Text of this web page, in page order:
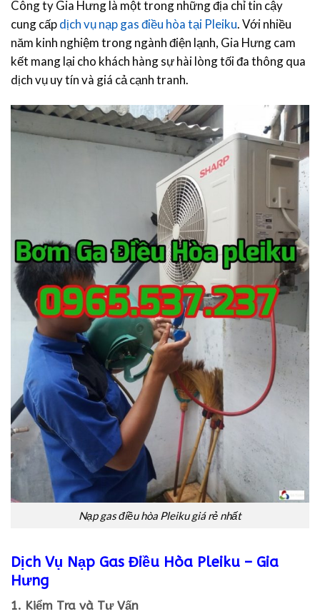
Công ty Gia Hưng là một trong những địa chỉ tin cậy
cung cấpdịch vụ nạp gas điều hòa tại Pleiku. Với nhiều
năm kinh nghiệm trong ngành điện lạnh, Gia Hưng cam
kết mang lại cho khách hàng sự hài lòng tối đa thông qua
dịch vụ uy tín và giá cả cạnh tranh.
Nạp gas điều hòa Pleiku giá rẻ nhất
Dịch Vụ Nạp Gas Điều Hòa Pleiku – Gia
Hưng
1. Kiểm Tra và Tư Vấn